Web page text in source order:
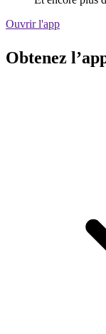
Ouvrir l'app
Obtenez